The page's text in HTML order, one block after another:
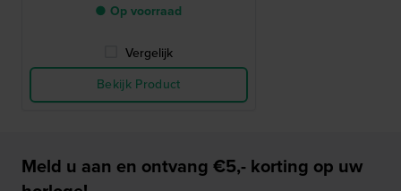
● Op voorraad
Vergelijk
Bekijk Product
Meld u aan en ontvang €5,- korting op uw